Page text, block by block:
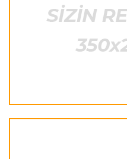
"Atletiko"nun
"Maklaren"
balansı pozmamalıdır"